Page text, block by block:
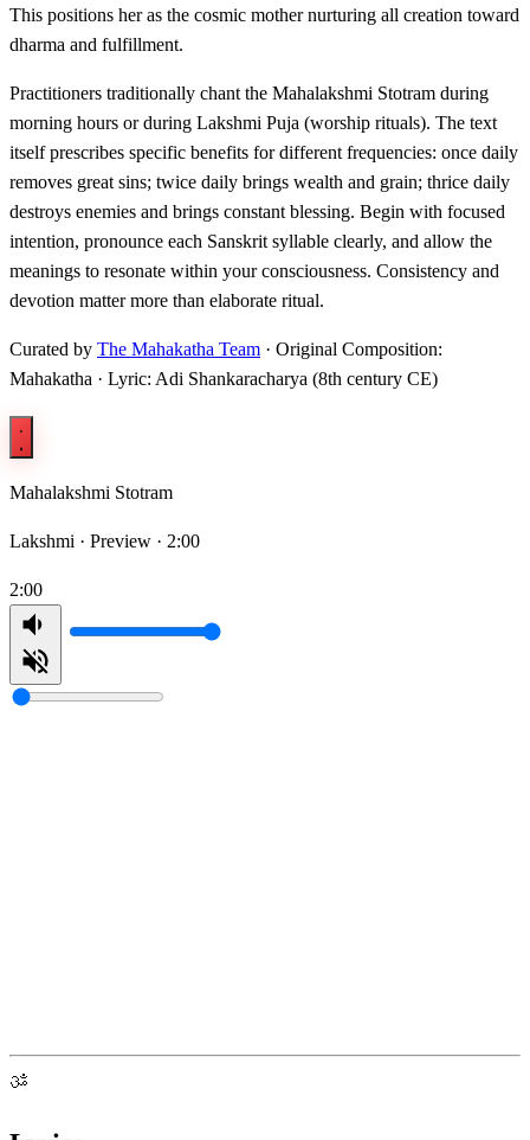
This positions her as the cosmic mother nurturing all creation toward
dharma and fulfillment.
Practitioners traditionally chant the Mahalakshmi Stotram during
morning hours or during Lakshmi Puja (worship rituals). The text
itself prescribes specific benefits for different frequencies: once daily
removes great sins; twice daily brings wealth and grain; thrice daily
destroys enemies and brings constant blessing. Begin with focused
intention, pronounce each Sanskrit syllable clearly, and allow the
meanings to resonate within your consciousness. Consistency and
devotion matter more than elaborate ritual.
Curated by The Mahakatha Team · Original Composition:
Mahakatha · Lyric: Adi Shankaracharya (8th century CE)
Mahalakshmi Stotram
Lakshmi · Preview · 2:00
2:00
ॐ